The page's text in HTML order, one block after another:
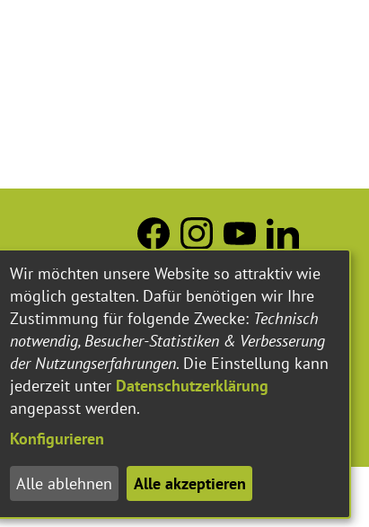
Datenschutzerklärung Barrierefreiheit
Wir möchten unsere Website so attraktiv wie
möglich gestalten. Dafür benötigen wir Ihre
Zustimmung für folgende Zwecke: Technisch
notwendig, Besucher-Statistiken & Verbesserung
der Nutzungserfahrungen. Die Einstellung kann
jederzeit unter Datenschutzerklärung
angepasst werden.
Konfigurieren
Alle ablehnen Alle akzeptieren